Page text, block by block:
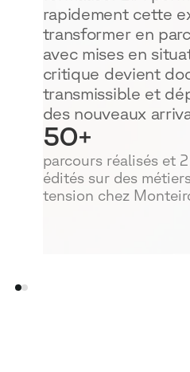
rapidement cette
transformer en
avec mises en
critique devient
transmissible et
des nouveaux
50+
parcours réalisés et
édités sur des
tension chez